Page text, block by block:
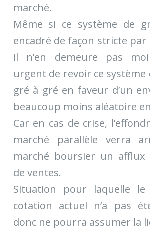
marché.
Même si ce système de
encadré de façon stricte par
il n’en demeure pas
urgent de revoir ce système
gré à gré en faveur d’un
beaucoup moins aléatoire
Car en cas de crise,
marché parallèle verra
marché boursier un afflux
de ventes.
Situation pour laquelle le
cotation actuel n’a pas
donc ne pourra assumer la